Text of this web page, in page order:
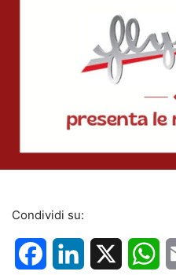
Condividi su:
FacebookLinkedIn